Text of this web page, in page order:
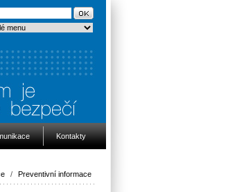
Kontakty
/ Preventivní informace